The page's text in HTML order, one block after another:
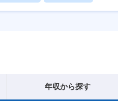
・育休あり
年収から探す